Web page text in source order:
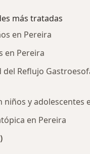
más tratadas
en Pereira
en Pereira
del Reflujo
niños y adolescentes
en Pereira